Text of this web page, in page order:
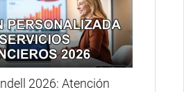
2026: Atención